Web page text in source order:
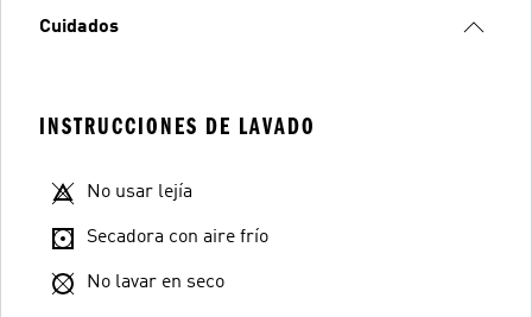
Cuidados
INSTRUCCIONES DE LAVADO
No usar lejía
Secadora con aire frío
No lavar en seco